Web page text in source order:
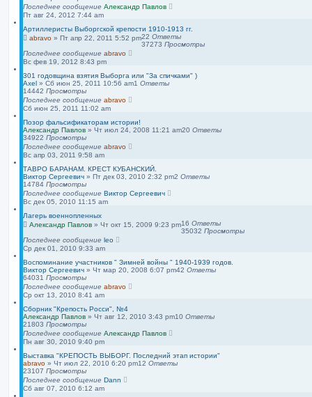
Последнее сообщение Александр Павлов
Пт авг 24, 2012 7:44 am
Артиллеристы Выборгской крепости 1910-1913 гг.
abravo » Пт апр 22, 2011 5:52 pm22 Ответы
37273 Просмотры
Последнее сообщение abravo
Вс фев 19, 2012 8:43 pm
301 годовщина взятия Выборга или "За спичками" )
Axel » Сб июн 25, 2011 10:56 am1 Ответы
14442 Просмотры
Последнее сообщение abravo
Сб июн 25, 2011 11:02 am
Позор фальсификаторам истории!
Александр Павлов » Чт июл 24, 2008 11:21 am20 Ответы
34922 Просмотры
Последнее сообщение abravo
Вс апр 03, 2011 9:58 am
ТАВРО БАРАНАМ. КРЕСТ КУБАНСКИЙ.
Виктор Сергеевич » Пт дек 03, 2010 2:32 pm2 Ответы
14784 Просмотры
Последнее сообщение Виктор Сергеевич
Вс дек 05, 2010 11:15 am
Лагерь военнопленных
Александр Павлов » Чт окт 15, 2009 9:23 pm16 Ответы
35032 Просмотры
Последнее сообщение leo
Ср дек 01, 2010 9:33 am
Воспоминание участников " Зимней войны " 1940-1939 годов.
Виктор Сергеевич » Чт мар 20, 2008 6:07 pm42 Ответы
64031 Просмотры
Последнее сообщение abravo
Ср окт 13, 2010 8:41 am
Сборник "Крепость Росси", №4
Александр Павлов » Чт авг 12, 2010 3:43 pm10 Ответы
21803 Просмотры
Последнее сообщение Александр Павлов
Пн авг 30, 2010 9:40 pm
Выставка "КРЕПОСТЬ ВЫБОРГ. Последний этап истории"
abravo » Чт июл 22, 2010 6:20 pm12 Ответы
23107 Просмотры
Последнее сообщение Dann
Сб авг 07, 2010 6:12 am